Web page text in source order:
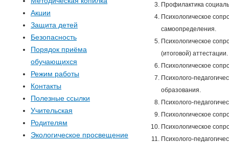
Профилактика
Психологическое
самоопределения.
Психологическое
(итоговой) аттестации.
Психологическое
Психолого-
образования.
Психолого-
Психологическое
Психологическое
Психолого-
Акции
Защита детей
Безопасность
Порядок приёма
обучающихся
Режим работы
Контакты
Полезные ссылки
Учительская
Родителям
Экологическое просвещение